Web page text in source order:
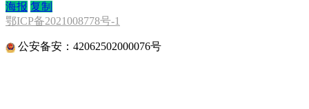
海报 复制
鄂ICP备2021008778号-1
公安备安：42062502000076号